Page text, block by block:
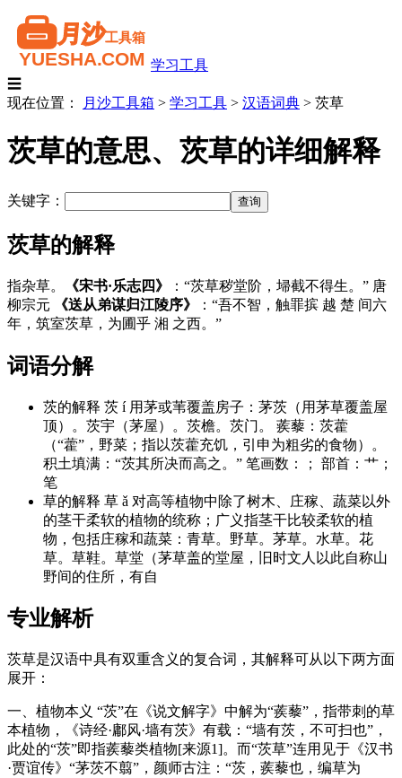
学习工具
☰
现在位置：
月沙工具箱 > 学习工具 > 汉语词典 > 茨草
茨草的意思、茨草的详细解释
关键字：
茨草的解释
指杂草。 《宋书·乐志四》
：“茨草秽堂阶，埽截不得生。” 唐
柳宗元
《送从弟谋归江陵序》
：“吾不智，触罪摈 越 楚 间六
年，筑室茨草，为圃乎 湘 之西。”
词语分解
茨的解释 茨 í 用茅或苇覆盖房子：茅茨（用茅草覆盖屋
顶）。茨宇（茅屋）。茨檐。茨门。 蒺藜：茨藿
（“藿”，野菜；指以茨藿充饥，引申为粗劣的食物）。
积土填满：“茨其所决而高之。” 笔画数：； 部首：艹；
笔
草的解释 草 ǎ 对高等植物中除了树木、庄稼、蔬菜以外
的茎干柔软的植物的统称；广义指茎干比较柔软的植
物，包括庄稼和蔬菜：青草。野草。茅草。水草。花
草。草鞋。草堂（茅草盖的堂屋，旧时文人以此自称山
野间的住所，有自
专业解析
茨草是汉语中具有双重含义的复合词，其解释可从以下两方面
展开：
一、植物本义 “茨”在《说文解字》中解为“蒺藜”，指带刺的草
本植物，《诗经·鄘风·墙有茨》有载：“墙有茨，不可扫也”，
此处的“茨”即指蒺藜类植物[来源1]。而“茨草”连用见于《汉书
·贾谊传》“茅茨不翦”，颜师古注：“茨，蒺藜也，编草为